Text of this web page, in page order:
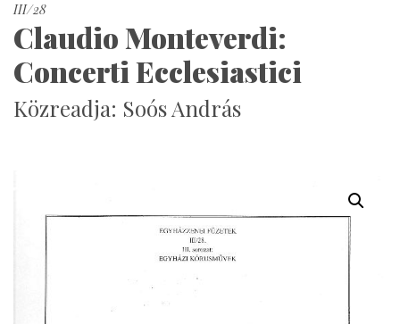
III/28
Claudio Monteverdi:
Concerti Ecclesiastici
Közreadja: Soós András